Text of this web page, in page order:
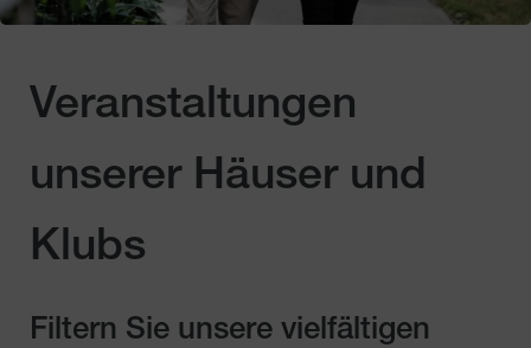
Veranstaltungen
unserer Häuser und
Klubs
Filtern Sie unsere vielfältigen